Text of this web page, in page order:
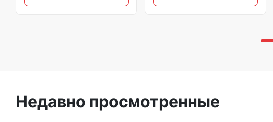
Недавно просмотренные